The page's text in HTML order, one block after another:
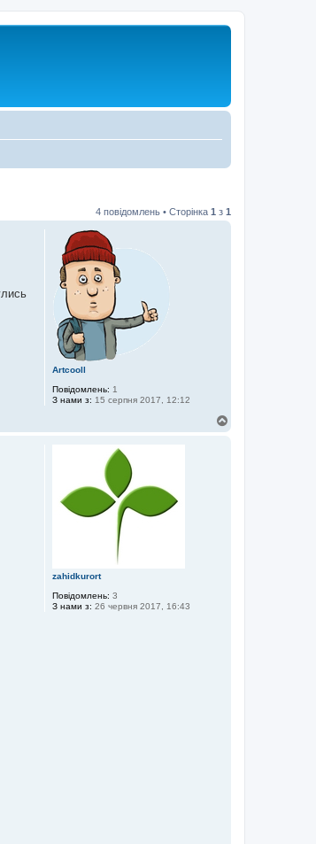
4 повідомлень • Сторінка 1 з 1
Artcooll
Повідомлень: 1
З нами з: 15 серпня 2017, 12:12
zahidkurort
Повідомлень: 3
З нами з: 26 червня 2017, 16:43